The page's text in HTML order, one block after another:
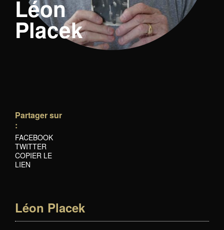
Léon
Placek
Partager sur
:
FACEBOOK
TWITTER
COPIER LE
LIEN
Léon Placek